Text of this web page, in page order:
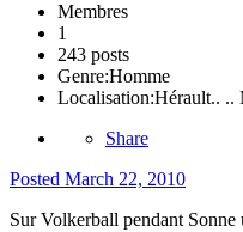
Membres
1
243 posts
Genre:Homme
Localisation:Hérault.. ..
Share
Posted March 22, 2010
Sur Volkerball pendant Sonne